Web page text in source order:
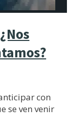
con
se ven venir